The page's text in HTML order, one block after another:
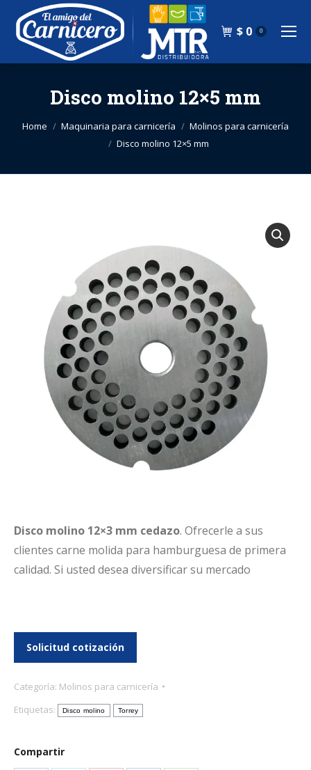
$ 0 0
Disco molino 12×5 mm
You are here:
Home Maquinaria para carnicería
Molinos para carnicería
Disco molino 12×5 mm
Disco molino 12×3 mm cedazo. Ofrecerle a sus
clientes carne molida para hamburguesa de primera
calidad. Si usted desea diversificar su mercado
Categoría: Molinos para carnicería
Etiquetas:
Disco molino Torrey
Compartir